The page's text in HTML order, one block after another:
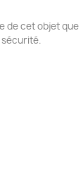
de cet objet